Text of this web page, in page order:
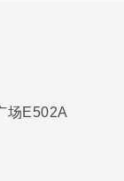
场E502A